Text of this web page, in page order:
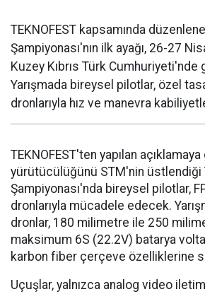
TEKNOFEST kapsamında
Şampiyonası'nın ilk ayağı, 26-27
Kuzey Kıbrıs Türk
Yarışmada bireysel pilotlar, özel
dronlarıyla hız ve manevra
TEKNOFEST'ten yapılan
yürütücülüğünü STM'nin üstlendiği
Şampiyonası'nda bireysel pilotlar,
dronlarıyla mücadele edecek.
dronlar, 180 milimetre ile 250
maksimum 6S (22.2V) batarya
karbon fiber çerçeve özelliklerine
Uçuşlar, yalnızca analog video